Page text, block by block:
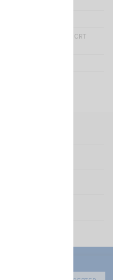
d'origine pour le CRT
pour
faire